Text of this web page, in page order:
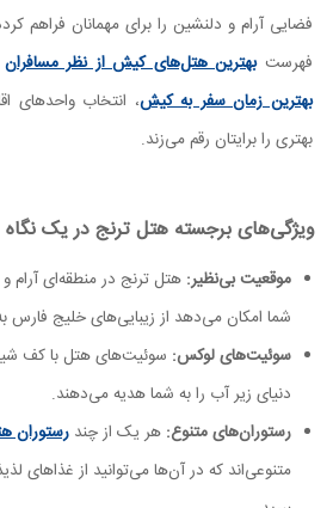
فضایی آرام و دلنشین را برای مهمانان فراهم
فهرستبهترین هتل‌های کیش از نظر مسافران
بهترین زمان سفر به کیش، انتخاب واحدهای
بهتری را برایتان رقم می‌زند.
ویژگی‌های برجسته هتل ترنج در یک نگاه
موقعیت بی‌نظیر: هتل ترنج در منطقه‌ای آرام
شما امکان می‌دهد از زیبایی‌های خلیج فارس
سوئیت‌های لوکس: سوئیت‌های هتل با کف
دنیای زیر آب را به شما هدیه می‌دهند.
رستوران‌های متنوع: هر یک از چند رستوران
متنوعی‌اند که در آن‌ها می‌توانید از غذاهای